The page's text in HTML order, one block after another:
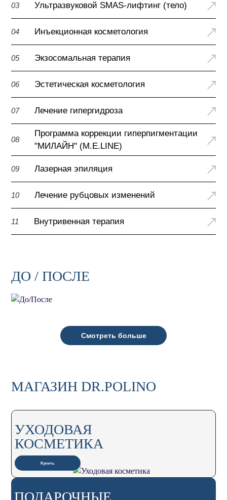
03 Ультразвуковой SMAS-лифтинг (тело)
04 Инъекционная косметология
05 Экзосомальная терапия
06 Эстетическая косметология
07 Лечение гипергидроза
08
Программа коррекции гиперпигментации
"МИЛАЙН" (M.E.LINE)
09 Лазерная эпиляция
10 Лечение рубцовых изменений
11 Внутривенная терапия
ДО / ПОСЛЕ
Смотреть больше
МАГАЗИН DR.POLINO
УХОДОВАЯ
КОСМЕТИКА
Купить